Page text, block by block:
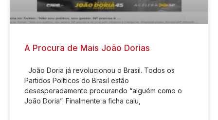
A Procura de Mais João Dorias
João Doria já revolucionou o Brasil. Todos os
Partidos Políticos do Brasil estão
desesperadamente procurando “alguém como o
João Doria”. Finalmente a ficha caiu,